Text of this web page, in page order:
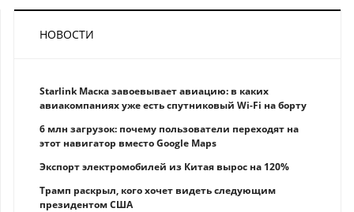
НОВОСТИ
Starlink Маска завоевывает авиацию: в каких
авиакомпаниях уже есть спутниковый Wi-Fi на борту
6 млн загрузок: почему пользователи переходят на
этот навигатор вместо Google Maps
Экспорт электромобилей из Китая вырос на 120%
Трамп раскрыл, кого хочет видеть следующим
президентом США